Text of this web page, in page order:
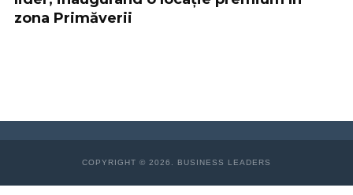
zona Primăverii
COPYRIGHT © 2026. BUSINESS LEADERS